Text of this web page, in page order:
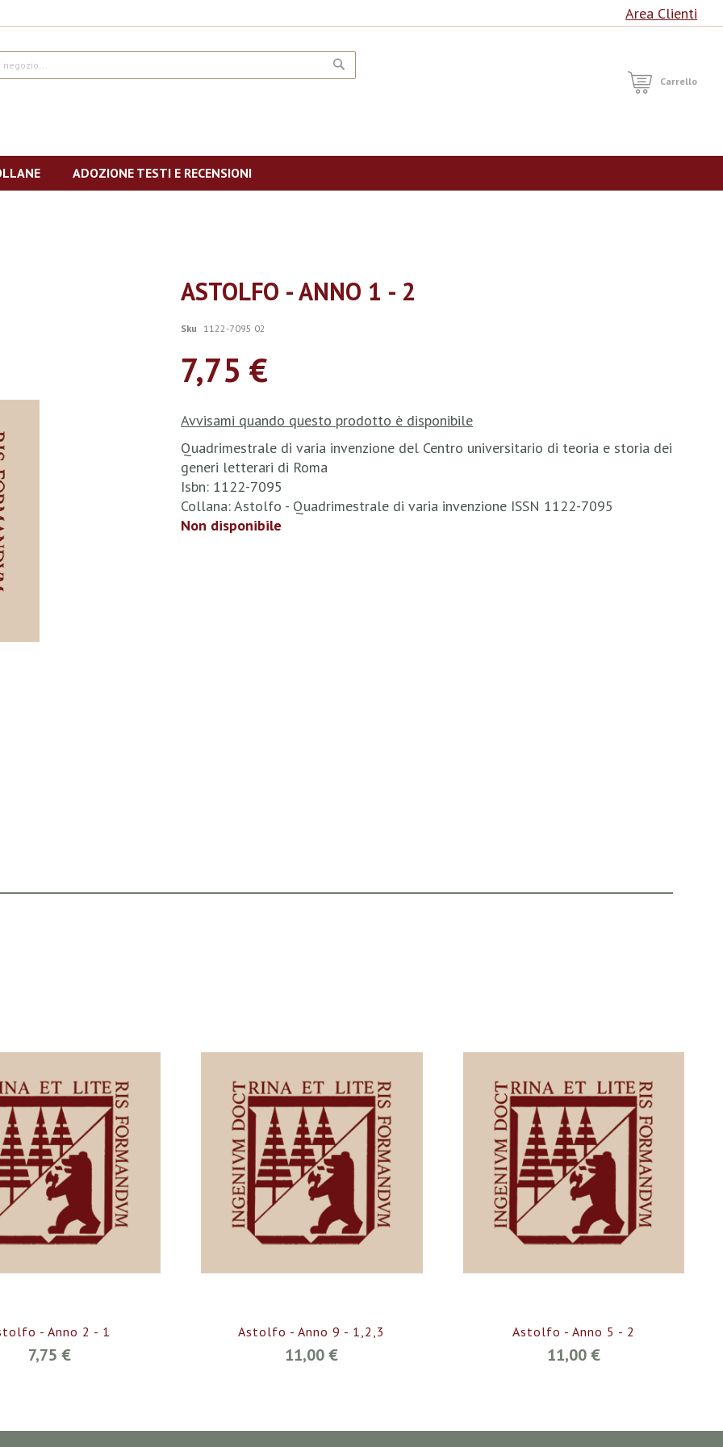
Area Clienti
Carrello
ADOZIONE TESTI E RECENSIONI
ASTOLFO - ANNO 1 - 2
Sku 1122-7095 02
7,75 €
Avvisami quando questo prodotto è disponibile
Quadrimestrale di varia invenzione del Centro universitario di teoria e storia dei
generi letterari di Roma
Isbn: 1122-7095
Collana: Astolfo - Quadrimestrale di varia invenzione ISSN 1122-7095
Non disponibile
- Anno 2 - 1
7,75 €
Astolfo - Anno 9 - 1,2,3
11,00 €
Astolfo - Anno 5 - 2
11,00 €